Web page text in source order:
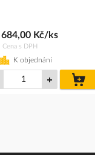
Cena s DPH
Kč/ks
K objednání